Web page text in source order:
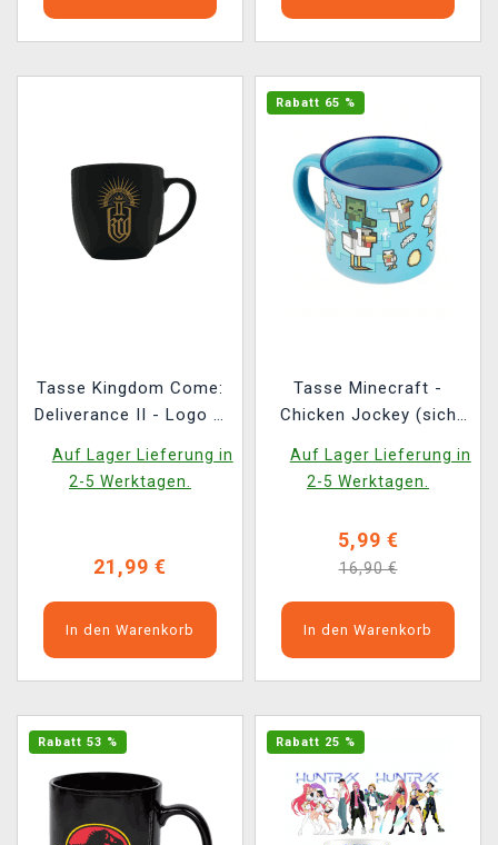
Tasse Kingdom Come:
Deliverance II - Logo &
Auf Lager Lieferung in
2-5 Werktagen.
21,99 €
In den Warenkorb
Rabatt 65 %
Tasse Minecraft -
Chicken Jockey (sich
Auf Lager Lieferung in
2-5 Werktagen.
5,99 €
16,90 €
In den Warenkorb
Rabatt 53 % Rabatt 25 %